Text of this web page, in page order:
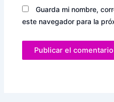
Guarda mi nombre,
este navegador para la